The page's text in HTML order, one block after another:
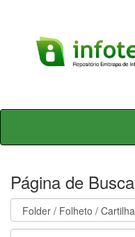
Skip
Página de Busca